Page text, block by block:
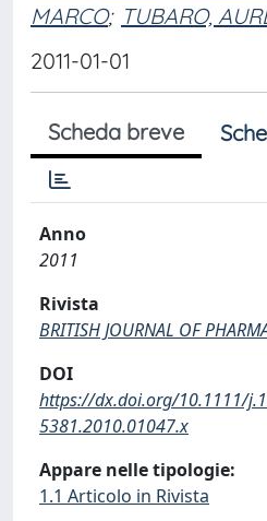
MARCO; TUBARO,
2011-01-01
Scheda breve
Anno
2011
Rivista
BRITISH JOURNAL OF
DOI
https://dx.doi.org/10.1111/
5381.2010.01047.x
Appare nelle tipologie:
1.1 Articolo in Rivista